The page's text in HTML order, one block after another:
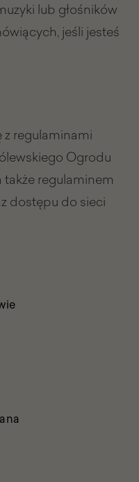
lub głośników
jeśli jesteś
z regulaminami
Ogrodu
także regulaminem
dostępu do sieci